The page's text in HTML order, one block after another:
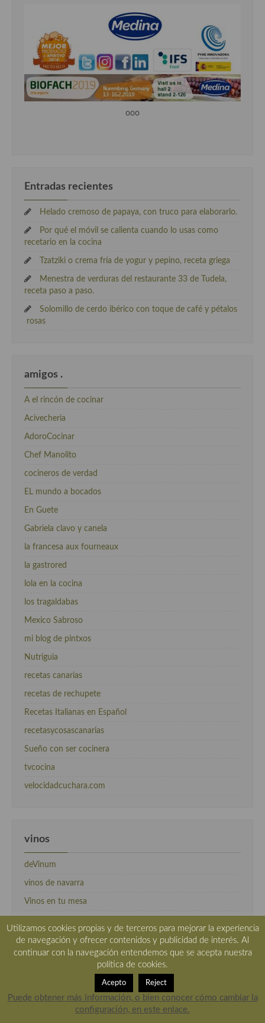
ooo
Entradas recientes
Helado cremoso de papaya, con truco para elaborarlo.
Por qué el móvil se calienta cuando lo usas como
recetario en la cocina
Tzatziki o crema fría de yogur y pepino, receta griega
Menestra de verduras del restaurante 33 de Tudela,
receta paso a paso.
Solomillo de cerdo ibérico con toque de café y pétalos
rosas
amigos .
A el rincón de cocinar
Acivecheria
AdoroCocinar
Chef Manolito
cocineros de verdad
EL mundo a bocados
En Guete
Gabriela clavo y canela
la francesa aux fourneaux
la gastrored
lola en la cocina
los tragaldabas
Mexico Sabroso
mi blog de pintxos
Nutriguia
recetas canarias
recetas de rechupete
Recetas Italianas en Español
recetasycosascanarias
Sueño con ser cocinera
tvcocina
velocidadcuchara.com
vinos
deVinum
vinos de navarra
Vinos en tu mesa
Meta
Feed de entradas
Utilizamos cookies propias y de terceros para mejorar la experiencia
de navegación y ofrecer contenidos y publicidad de interés. Al
continuar con la navegación entendemos que se acepta nuestra
política de cookies.
Acepto Reject
Puede obtener más información, o bien conocer cómo cambiar la
configuración, en este enlace.